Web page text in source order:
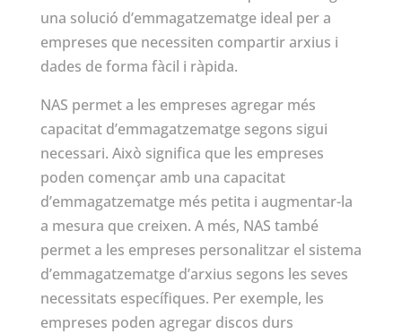
una solució d’emmagatzematge ideal per a
empreses que necessiten compartir arxius i
dades de forma fàcil i ràpida.
NAS permet a les empreses agregar més
capacitat d’emmagatzematge segons sigui
necessari. Això significa que les empreses
poden començar amb una capacitat
d’emmagatzematge més petita i augmentar-la
a mesura que creixen. A més, NAS també
permet a les empreses personalitzar el sistema
d’emmagatzematge d’arxius segons les seves
necessitats específiques. Per exemple, les
empreses poden agregar discos durs